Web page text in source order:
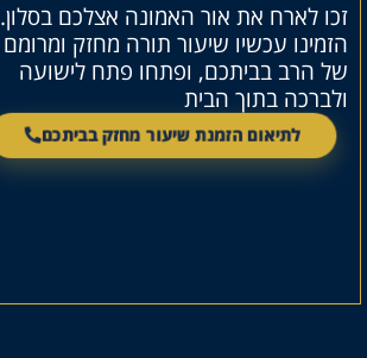
זכו לארח את אור האמונה אצלכם בסלון.
הזמינו עכשיו שיעור תורה מחזק ומרומם
של הרב בביתכם, ופתחו פתח לישועה
ולברכה בתוך הבית
לתיאום הזמנת שיעור מחזק בביתכם